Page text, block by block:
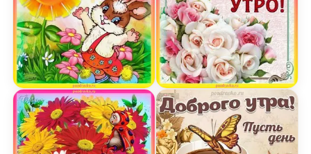
Открытка доброе утро с солнышком и зайчиком
Открытка Доброе Утро!